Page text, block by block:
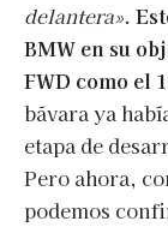
delantera».
BMW en su
FWD como el
bávara ya
etapa de
Pero ahora,
podemos